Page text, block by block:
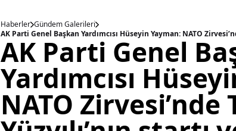
Haberler Gündem Galerileri
AK Parti Genel Başkan Yardımcısı Hüseyin Yayman: NATO
AK Parti Genel
Yardımcısı
NATO Zirvesi’nde